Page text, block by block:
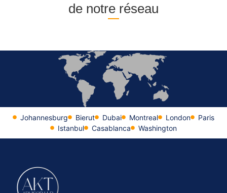
de notre réseau
Johannesburg Bierut Dubai Montreal London
Paris
Istanbul
Casablanca Washington